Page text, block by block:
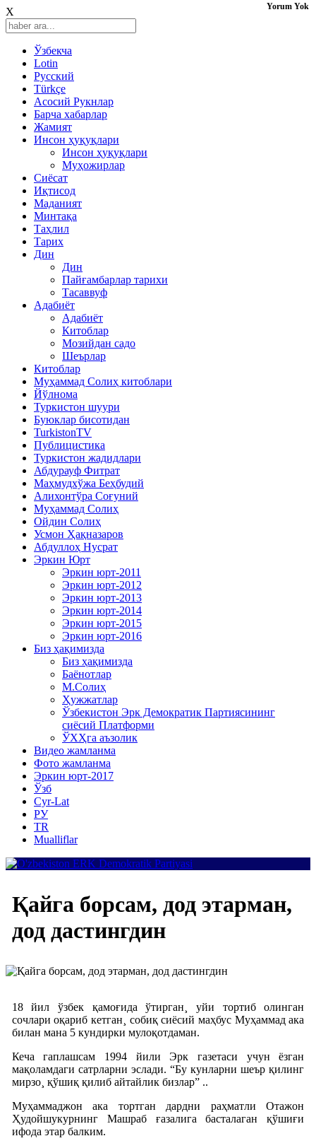
X
Ўзбекча
Lotin
Русский
Türkçe
Асосий Рукнлар
Барча хабарлар
Жамият
Инсон ҳуқуқлари
Инсон ҳуқуқлари
Муҳожирлар
Сиёсат
Иқтисод
Mаданият
Минтақа
Таҳлил
Тарих
Дин
Дин
Пайғамбарлар тарихи
Тасаввуф
Адабиёт
Адабиёт
Китоблар
Мозийдан садо
Шеърлар
Китоблар
Муҳаммад Солиҳ китоблари
Йўлнома
Туркистон шуури
Буюклар бисотидан
TurkistonTV
Публицистика
Туркистон жадидлари
Абдурауф Фитрат
Маҳмудхўжа Беҳбудий
Алихонтўра Соғуний
Муҳаммад Солиҳ
Ойдин Солиҳ
Усмон Ҳақназаров
Абдуллоҳ Нусрат
Эркин Юрт
Эркин юрт-2011
Эркин юрт-2012
Эркин юрт-2013
Эркин юрт-2014
Эркин юрт-2015
Эркин юрт-2016
Биз ҳақимизда
Биз ҳақимизда
Баёнотлар
М.Солиҳ
Ҳужжатлар
Ўзбекистон Эрк Демократик Партиясининг
сиёсий Платформи
ЎХҲга аъзолик
Видео жамланма
Фото жамланма
Эркин юрт-2017
Ўзб
Cyr-Lat
РУ
TR
Mualliflar
Қайга борсам, дод этарман,
дод дастингдин
18 йил ўзбек қамоғида ўтирган¸ уйи тортиб олинган
сочлари оқариб кетган¸ собиқ сиëсий маҳбус Муҳаммад ака
билан мана 5 кундирки мулоқотдаман.
Кеча гаплашсам 1994 йили Эрк газетаси учун ëзган
мақоламдаги сатрларни эслади. “Бу кунларни шеър қилинг
мирзо¸ қўшиқ қилиб айтайлик бизлар” ..
Муҳаммаджон ака тортган дардни раҳматли Отажон
Ҳудойшукурнинг Машраб ғазалига басталаган қўшиғи
ифода этар балким.
Yorum Yok